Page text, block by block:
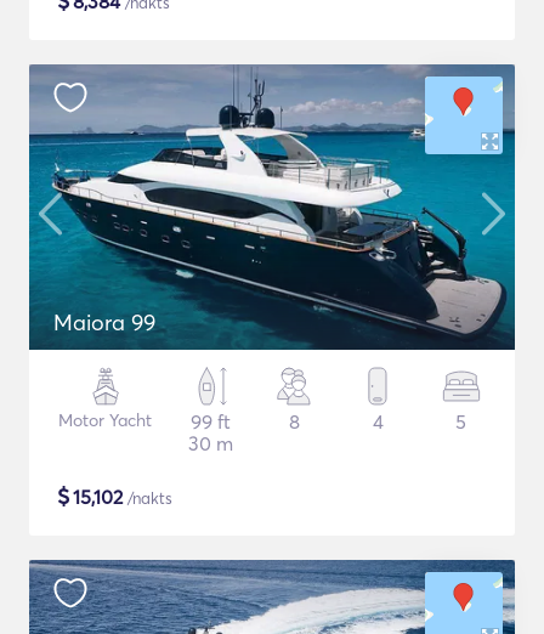
Maiora 99
Motor Yacht
99 ft
30 m
8 4 5
$15,102/nakts